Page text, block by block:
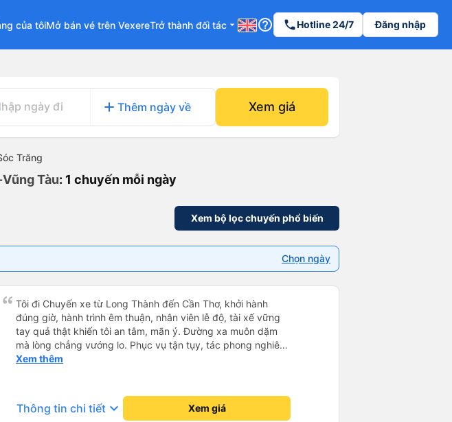
của tôiMở bán vé trên VexereTrở thành đối tác arrow_drop_down help_outline phoneHotline 24/7 Đăng nhập
ngày đi add Thêm ngày về Xem giá
Trăng
Tàu: 1 chuyến mỗi ngày
Xem bộ lọc chuyến phổ biến
Chọn ngày
Tôi đi Chuyến xe từ Long Thành đến Cần Thơ, khởi hành
đúng giờ, hành trình êm thuận, nhân viên lễ độ, tài xế vững
tay quả thật khiến tôi an tâm, mãn ý. Đường xa muôn dặm
mà lòng chẳng vướng lo. Phục vụ tận tụy, tác phong nghiêm
cẩn, hiếm thấy giữa thời buổi kim tiền vội vã. Xã hội loạn đạo.
Xem thêm
Thông tin chi tiết keyboard_arrow_down Xem giá